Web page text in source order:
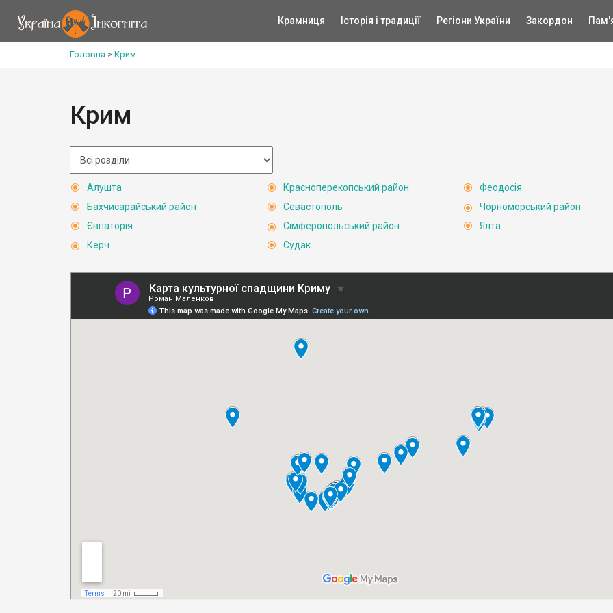
Крамниця Історія і традиції Регіони України Закордон
Головна > Крим
Крим
Алушта
Бахчисарайський район
Євпаторія
Керч
Красноперекопський район
Севастополь
Сімферопольський район
Судак
Феодосія
Чорноморський район
Ялта